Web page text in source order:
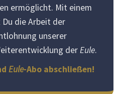
ermöglicht. Mit einem
die Arbeit der
unserer
derEule.
Eule-Abo abschließen!